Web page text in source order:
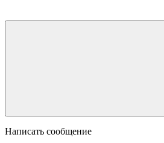
Написать сообщение